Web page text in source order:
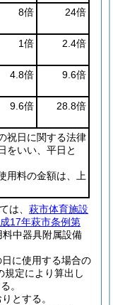
8倍 24倍
1倍 2.4倍
4.8倍 9.6倍
9.6倍 28.8倍
祝日に関する法律
をいい、平日と
用料の金額は、上
は、萩市体育施設
17年萩市条例第
中器具附属設備
に使用する場合の
規定により算出し
。
とする。